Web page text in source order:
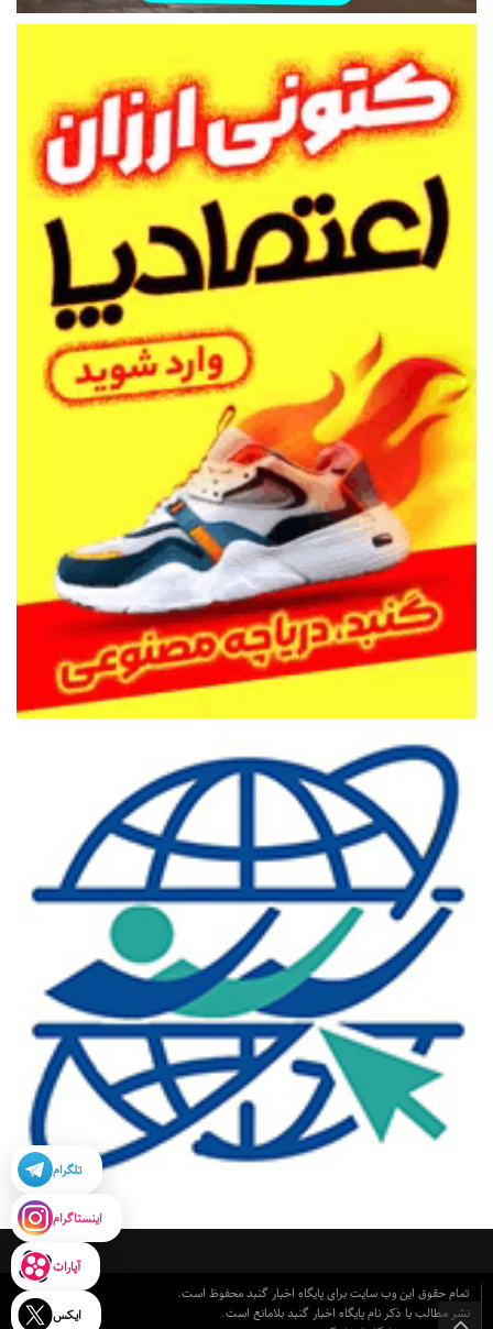
تمام حقوق این وب سایت برای پایگاه اخبار گنبد محفوظ است.
نشر مطالب با ذکر نام پایگاه اخبار گنبد بلامانع است.
تلگرام
اینستاگرام
آپارات
ایکس